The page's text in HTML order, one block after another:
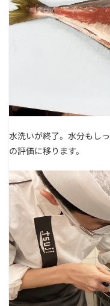
水洗いが終了。 水分もし
の評価に移ります。